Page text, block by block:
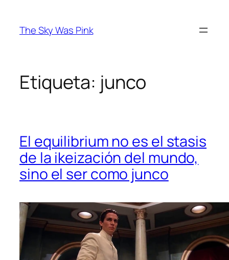
contenido
The Sky Was Pink
Etiqueta: junco
El equilibrium no es el stasis
de la ikeización del mundo,
sino el ser como junco